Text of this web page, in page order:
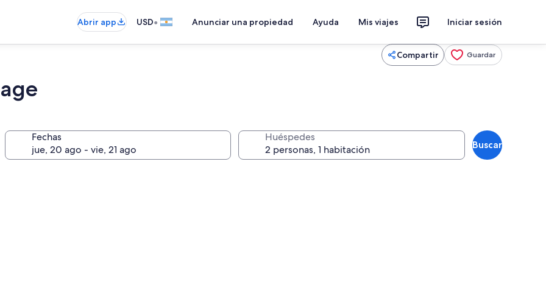
Abrir app USD• Anunciar una propiedad Ayuda Mis viajes Iniciar sesión
Compartir Guardar
Fechas Huéspedes
Buscar